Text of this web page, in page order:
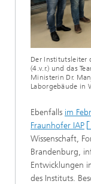
Der Institutsleiter
(4.v.r.) und das
Ministerin Dr.
Laborgebäude in
Ebenfalls im
Fraunhofer IAP
Wissenschaft,
Brandenburg,
Entwicklungen
des Instituts.